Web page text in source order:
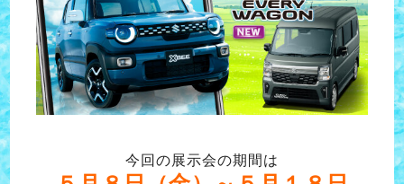
今回の展示会の期間は